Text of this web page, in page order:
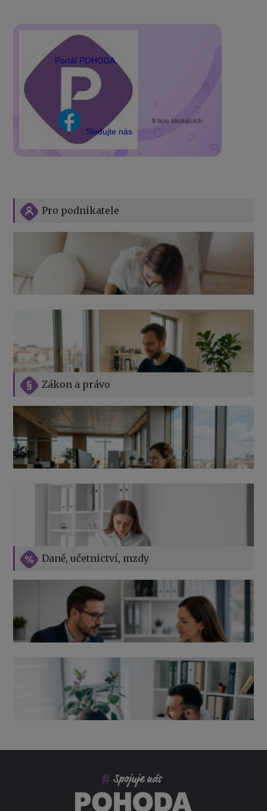
Portál POHODA
Sledujte nás
8 tisíc sledujících
Daně, učetnictví, mzdy
Zákon a právo
Vše o překážkách v práci na straně zaměstnavatele
Výpověď ze zdravotních důvodů 2026 – průvodce pro
zaměstnavatele
Pro podnikatele
Jak na podnikání při rodičovské dovolené
Přehledy pro OSSZ a zdravotní pojišťovny – jak na ně
v roce 2026